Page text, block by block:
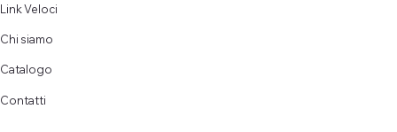
Link Veloci
Chi siamo
Catalogo
Contatti